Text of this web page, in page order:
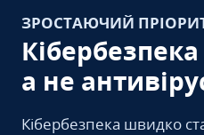
ЗРОСТАЮЧИЙ
а не
Кібербезпека швидко